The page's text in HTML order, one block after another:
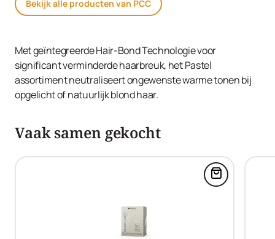
Bekijk alle producten van PCC
Met geïntegreerde Hair-Bond Technologie voor
significant verminderde haarbreuk, het Pastel
assortiment neutraliseert ongewenste warme tonen bij
opgelicht of natuurlijk blond haar.
Vaak samen gekocht
Voeg